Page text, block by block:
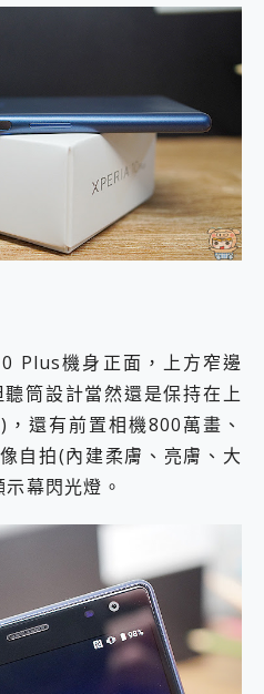
Plus機身正面，上方窄邊
筒設計當然還是保持在上
還有前置相機800萬畫、
自拍(內建柔膚、亮膚、大
幕閃光燈。